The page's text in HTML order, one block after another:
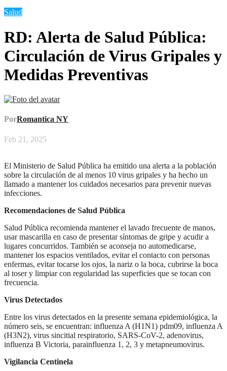
Salud
RD: Alerta de Salud Pública:
Circulación de Virus Gripales y
Medidas Preventivas
PorRomantica NY
Feb 21, 2025
El Ministerio de Salud Pública ha emitido una alerta a la población
sobre la circulación de al menos 10 virus gripales y ha hecho un
llamado a mantener los cuidados necesarios para prevenir nuevas
infecciones.
Recomendaciones de Salud Pública
Salud Pública recomienda mantener el lavado frecuente de manos,
usar mascarilla en caso de presentar síntomas de gripe y acudir a
lugares concurridos. También se aconseja no automedicarse,
mantener los espacios ventilados, evitar el contacto con personas
enfermas, evitar tocarse los ojos, la nariz o la boca, cubrirse la boca
al toser y limpiar con regularidad las superficies que se tocan con
frecuencia.
Virus Detectados
Entre los virus detectados en la presente semana epidemiológica, la
número seis, se encuentran: influenza A (H1N1) pdm09, influenza A
(H3N2), virus sincitial respiratorio, SARS-CoV-2, adenovirus,
influenza B Victoria, parainfluenza 1, 2, 3 y metapneumovirus.
Vigilancia Centinela